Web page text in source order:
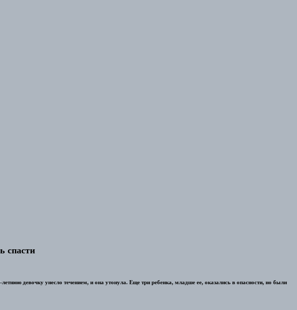
спасти
девочку унесло течением, и она утонула. Еще три ребенка, младше ее, оказались в опасности, но были